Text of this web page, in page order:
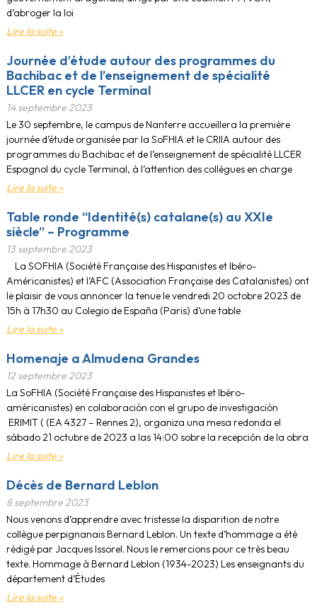
d’abroger la loi
Lire la suite »
Journée d’étude autour des programmes du
Bachibac et de l’enseignement de spécialité
LLCER en cycle Terminal
14 septembre 2023
Le 30 septembre, le campus de Nanterre accueillera la première
journée d’étude organisée par la SoFHIA et le CRIIA autour des
programmes du Bachibac et de l’enseignement de spécialité LLCER
Espagnol du cycle Terminal, à l’attention des collègues en charge
Lire la suite »
Table ronde “Identité(s) catalane(s) au XXIe
siècle” – Programme
13 septembre 2023
La SOFHIA (Société Française des Hispanistes et Ibéro-
Américanistes) et l’AFC (Association Française des Catalanistes) ont
le plaisir de vous annoncer la tenue le vendredi 20 octobre 2023 de
15h à 17h30 au Colegio de España (Paris) d’une table
Lire la suite »
Homenaje a Almudena Grandes
12 septembre 2023
La SoFHIA (Société Française des Hispanistes et Ibéro-
américanistes) en colaboración con el grupo de investigación
ERIMIT ( (EA 4327 – Rennes 2), organiza una mesa redonda el
sábado 21 octubre de 2023 a las 14:00 sobre la recepción de la obra
Lire la suite »
Décès de Bernard Leblon
8 septembre 2023
Nous venons d’apprendre avec tristesse la disparition de notre
collègue perpignanais Bernard Leblon. Un texte d’hommage a été
rédigé par Jacques Issorel. Nous le remercions pour ce très beau
texte. Hommage à Bernard Leblon (1934-2023) Les enseignants du
département d’Études
Lire la suite »